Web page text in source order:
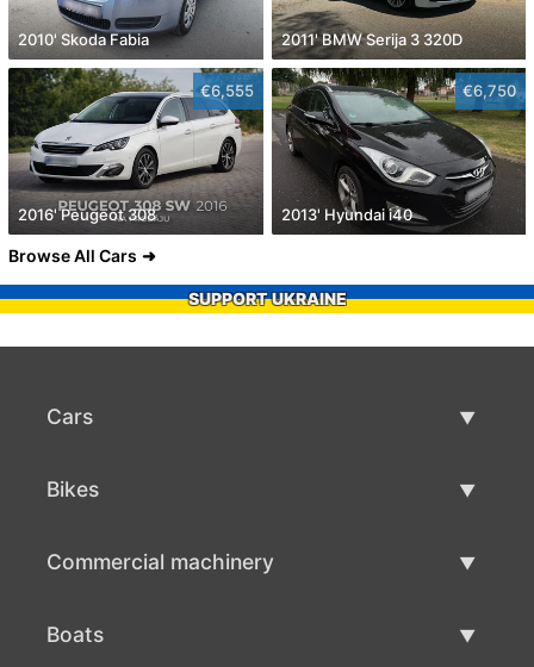
2010' Skoda Fabia 2011' BMW Serija 3 320D
€6,555
2016' Peugeot 308
€6,750
2013' Hyundai i40
Browse All Cars
SUPPORT UKRAINE
Cars
Bikes
Commercial machinery
Boats